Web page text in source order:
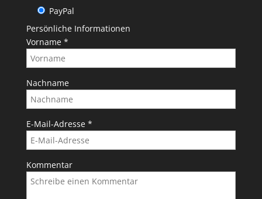
PayPal
Persönliche Informationen
Vorname *
Nachname
E-Mail-Adresse *
Kommentar